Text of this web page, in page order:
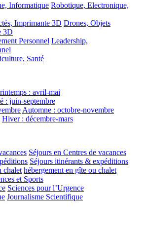
Informatique Robotique, Electronique,
Imprimante 3D Drones, Objets
3D
Personnel Leadership,
Santé
: avril-mai
: juin-septembre
Automne : octobre-novembre
Hiver : décembre-mars
Séjours en Centres de vacances
Séjours itinérants & expéditions
chalet hébergement en gîte ou chalet
et Sports
Sciences pour l’Urgence
Journalisme Scientifique